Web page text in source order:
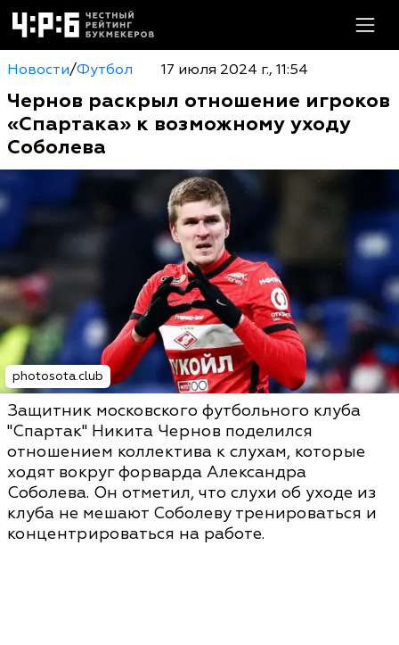
Новости/Футбол 17 июля 2024 г., 11:54
Чернов раскрыл отношение игроков
«Спартака» к возможному уходу
Соболева
photosota.club
Защитник московского футбольного клуба
"Спартак" Никита Чернов поделился
отношением коллектива к слухам, которые
ходят вокруг форварда Александра
Соболева. Он отметил, что слухи об уходе из
клуба не мешают Соболеву тренироваться и
концентрироваться на работе.